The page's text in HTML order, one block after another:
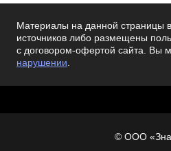
Материалы на данной страницы
источников либо размещены
с договором-офертой сайта. Вы
нарушении.
© ООО